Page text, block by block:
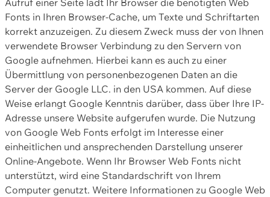
Aufruf einer Seite lädt Ihr Browser die benötigten Web
Fonts in Ihren Browser-Cache, um Texte und Schriftarten
korrekt anzuzeigen. Zu diesem Zweck muss der von Ihnen
verwendete Browser Verbindung zu den Servern von
Google aufnehmen. Hierbei kann es auch zu einer
Übermittlung von personenbezogenen Daten an die
Server der Google LLC. in den USA kommen. Auf diese
Weise erlangt Google Kenntnis darüber, dass über Ihre IP-
Adresse unsere Website aufgerufen wurde. Die Nutzung
von Google Web Fonts erfolgt im Interesse einer
einheitlichen und ansprechenden Darstellung unserer
Online-Angebote. Wenn Ihr Browser Web Fonts nicht
unterstützt, wird eine Standardschrift von Ihrem
Computer genutzt. Weitere Informationen zu Google Web